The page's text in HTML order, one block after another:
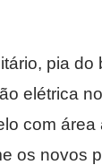
pia do
elétrica
com área
os novos